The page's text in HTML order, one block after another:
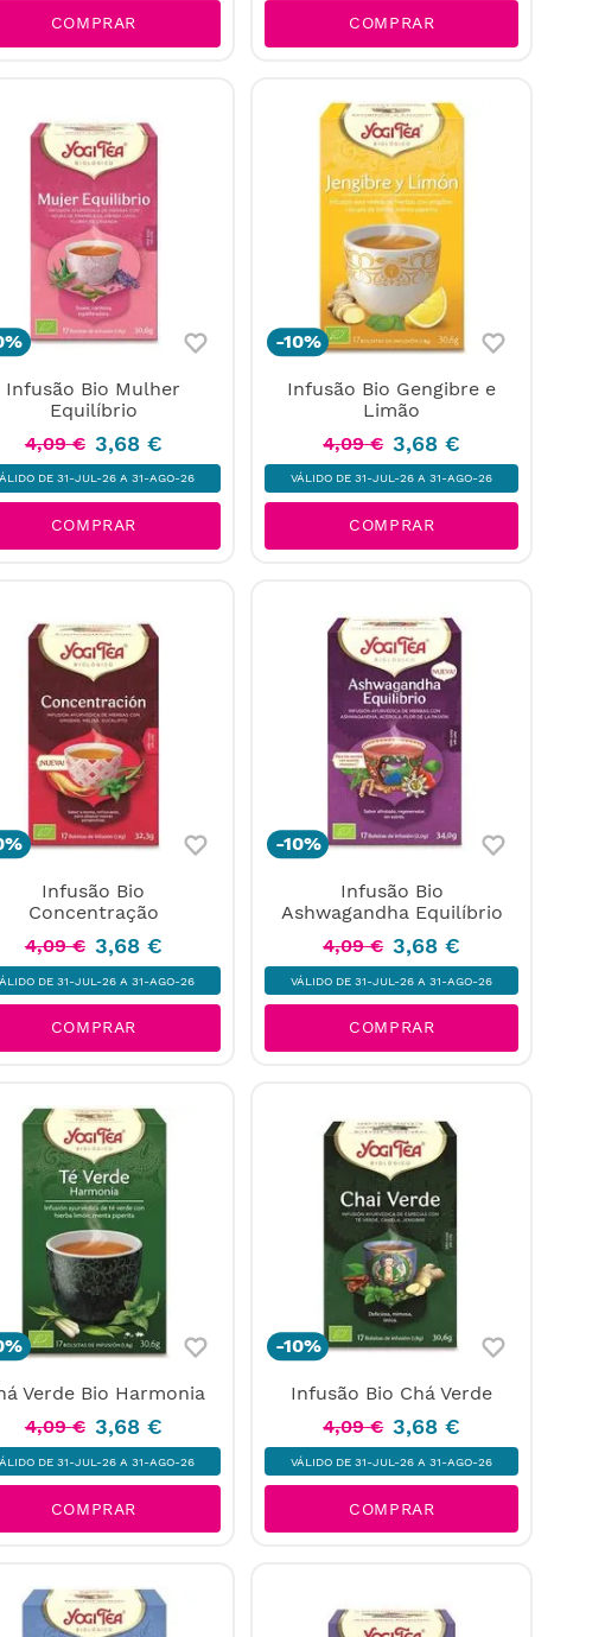
COMPRAR COMPRAR
Infusão Bio Mulher
Equilíbrio
4,09 € 3,68 €
DE 31-JUL-26 A 31-AGO-26
COMPRAR
-10%
Infusão Bio Gengibre e
Limão
4,09 € 3,68 €
VÁLIDO DE 31-JUL-26 A 31-AGO-26
COMPRAR
Infusão Bio
Concentração
4,09 € 3,68 €
DE 31-JUL-26 A 31-AGO-26
COMPRAR
-10%
Infusão Bio
Ashwagandha Equilíbrio
4,09 € 3,68 €
VÁLIDO DE 31-JUL-26 A 31-AGO-26
COMPRAR
Verde Bio Harmonia
4,09 € 3,68 €
DE 31-JUL-26 A 31-AGO-26
COMPRAR
-10%
Infusão Bio Chá Verde
4,09 € 3,68 €
VÁLIDO DE 31-JUL-26 A 31-AGO-26
COMPRAR